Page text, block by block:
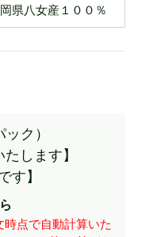
県八女産１００％
ク）
たします】
す】
時点で自動計算いた